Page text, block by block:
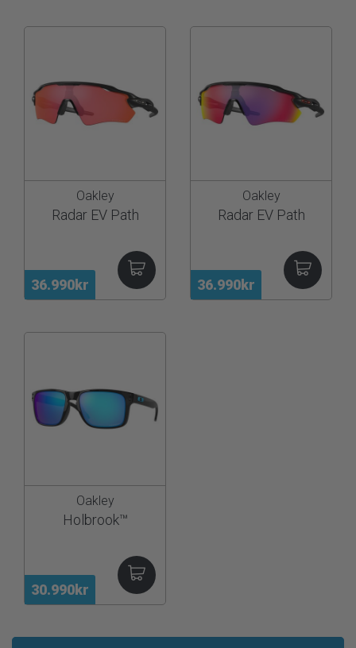
36.990kr
Oakley
Radar EV Path
36.990kr
Oakley
Radar EV Path
30.990kr
Oakley
Holbrook™